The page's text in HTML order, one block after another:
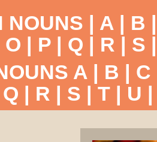
NOUNS | A | B
O | P | Q | R | S
A | B | C
Q | R | S | T| U